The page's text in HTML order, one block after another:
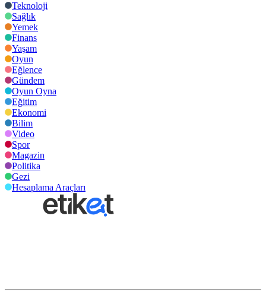
Teknoloji
Sağlık
Yemek
Finans
Yaşam
Oyun
Eğlence
Gündem
Oyun Oyna
Eğitim
Ekonomi
Bilim
Video
Spor
Magazin
Politika
Gezi
Hesaplama Araçları